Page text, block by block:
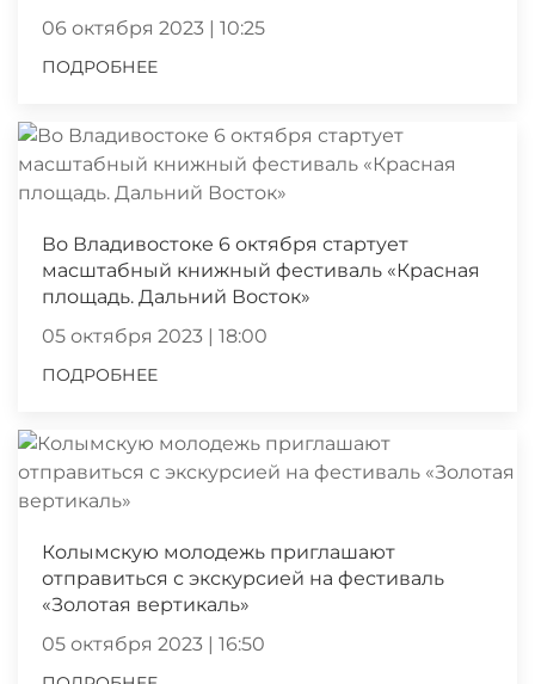
06 октября 2023 | 10:25
ПОДРОБНЕЕ
Во Владивостоке 6 октября стартует
масштабный книжный фестиваль «Красная
площадь. Дальний Восток»
05 октября 2023 | 18:00
ПОДРОБНЕЕ
Колымскую молодежь приглашают
отправиться с экскурсией на фестиваль
«Золотая вертикаль»
05 октября 2023 | 16:50